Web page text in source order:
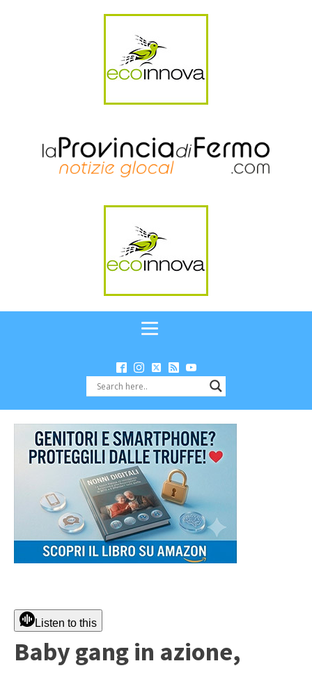
Listen to this
Baby gang in azione,